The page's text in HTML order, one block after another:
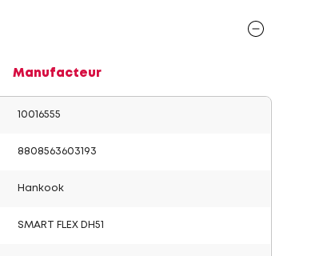
Manufacteur
10016555
8808563603193
Hankook
SMART FLEX DH51